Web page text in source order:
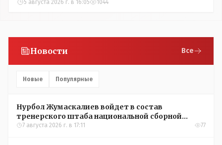
5 августа 2026 г. в 16:05 1044
Новости Все
Новые Популярные
Нурбол Жумаскалиев войдет в состав
тренерского штаба национальной сборной
Казахстана по футболу
7 августа 2026 г. в 17:11 77